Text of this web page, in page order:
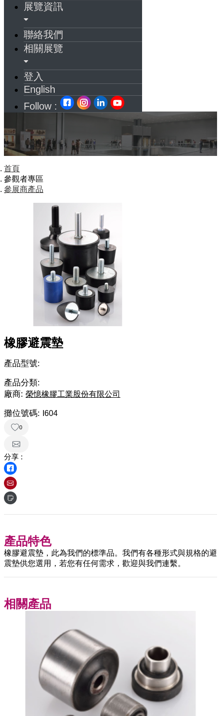
展覽資訊
聯絡我們
相關展覽
登入
English
Follow :
首頁
參觀者專區
參展商產品
橡膠避震墊
產品型號:
產品分類:
廠商: 榮憶橡膠工業股份有限公司
攤位號碼: I604
0
分享 :
產品特色
橡膠避震墊，此為我們的標準品。我們有各種形式與規格的避
震墊供您選用，若您有任何需求，歡迎與我們連繫。
相關產品